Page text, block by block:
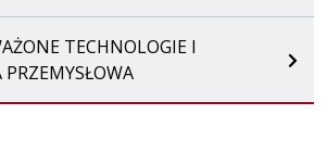
TECHNOLOGIE I